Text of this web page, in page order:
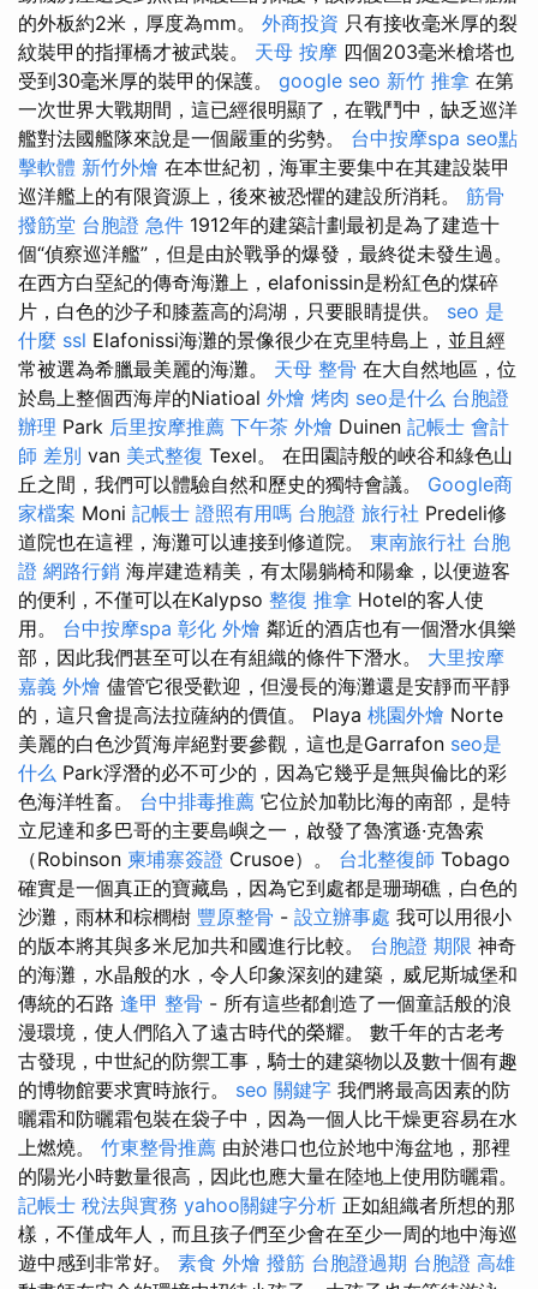
的外板約2米，厚度為mm。 外商投資 只有接收毫米厚的裂
紋裝甲的指揮橋才被武裝。 天母 按摩 四個203毫米槍塔也
受到30毫米厚的裝甲的保護。 google seo 新竹 推拿 在第
一次世界大戰期間，這已經很明顯了，在戰鬥中，缺乏巡洋
艦對法國艦隊來說是一個嚴重的劣勢。 台中按摩spa seo點
擊軟體 新竹外燴 在本世紀初，海軍主要集中在其建設裝甲
巡洋艦上的有限資源上，後來被恐懼的建設所消耗。 筋骨
撥筋堂 台胞證 急件 1912年的建築計劃最初是為了建造十
個“偵察巡洋艦”，但是由於戰爭的爆發，最終從未發生過。
在西方白堊紀的傳奇海灘上，elafonissin是粉紅色的煤碎
片，白色的沙子和膝蓋高的潟湖，只要眼睛提供。 seo 是
什麼 ssl Elafonissi海灘的景像很少在克里特島上，並且經
常被選為希臘最美麗的海灘。 天母 整骨 在大自然地區，位
於島上整個西海岸的Niatioal 外燴 烤肉 seo是什么 台胞證
辦理 Park 后里按摩推薦 下午茶 外燴 Duinen 記帳士 會計
師 差別 van 美式整復 Texel。 在田園詩般的峽谷和綠色山
丘之間，我們可以體驗自然和歷史的獨特會議。 Google商
家檔案 Moni 記帳士 證照有用嗎 台胞證 旅行社 Predeli修
道院也在這裡，海灘可以連接到修道院。 東南旅行社 台胞
證 網路行銷 海岸建造精美，有太陽躺椅和陽傘，以便遊客
的便利，不僅可以在Kalypso 整復 推拿 Hotel的客人使
用。 台中按摩spa 彰化 外燴 鄰近的酒店也有一個潛水俱樂
部，因此我們甚至可以在有組織的條件下潛水。 大里按摩
嘉義 外燴 儘管它很受歡迎，但漫長的海灘還是安靜而平靜
的，這只會提高法拉薩納的價值。 Playa 桃園外燴 Norte
美麗的白色沙質海岸絕對要參觀，這也是Garrafon seo是
什么 Park浮潛的必不可少的，因為它幾乎是無與倫比的彩
色海洋牲畜。 台中排毒推薦 它位於加勒比海的南部，是特
立尼達和多巴哥的主要島嶼之一，啟發了魯濱遜·克魯索
（Robinson 柬埔寨簽證 Crusoe）。 台北整復師 Tobago
確實是一個真正的寶藏島，因為它到處都是珊瑚礁，白色的
沙灘，雨林和棕櫚樹 豐原整骨 - 設立辦事處 我可以用很小
的版本將其與多米尼加共和國進行比較。 台胞證 期限 神奇
的海灘，水晶般的水，令人印象深刻的建築，威尼斯城堡和
傳統的石路 逢甲 整骨 - 所有這些都創造了一個童話般的浪
漫環境，使人們陷入了遠古時代的榮耀。 數千年的古老考
古發現，中世紀的防禦工事，騎士的建築物以及數十個有趣
的博物館要求實時旅行。 seo 關鍵字 我們將最高因素的防
曬霜和防曬霜包裝在袋子中，因為一個人比干燥更容易在水
上燃燒。 竹東整骨推薦 由於港口也位於地中海盆地，那裡
的陽光小時數量很高，因此也應大量在陸地上使用防曬霜。
記帳士 稅法與實務 yahoo關鍵字分析 正如組織者所想的那
樣，不僅成年人，而且孩子們至少會在至少一周的地中海巡
遊中感到非常好。 素食 外燴 撥筋 台胞證過期 台胞證 高雄